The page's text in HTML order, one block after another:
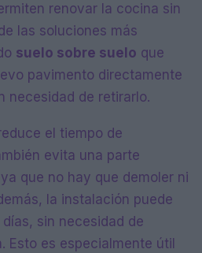
renovar la cocina sin
las soluciones más
suelo sobre suelo que
pavimento directamente
necesidad de retirarlo.
el tiempo de
evita una parte
que no hay que demoler ni
la instalación puede
sin necesidad de
Esto es especialmente útil